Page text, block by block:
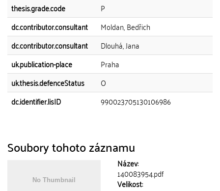
thesis.grade.code
P
dc.contributor.consultant
Moldan, Bedřich
dc.contributor.consultant
Dlouhá, Jana
uk.publication-place
Praha
uk.thesis.defenceStatus
O
dc.identifier.lisID
990023705130106986
Soubory tohoto záznamu
Název:
140083954.pdf
Velikost: